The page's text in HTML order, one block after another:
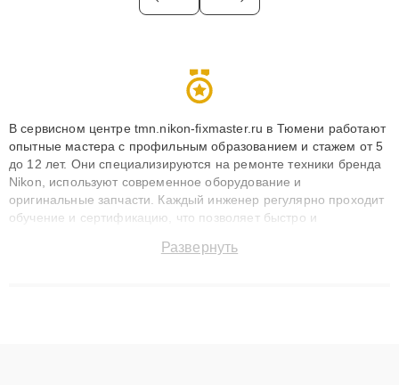
В сервисном центре tmn.nikon-fixmaster.ru в Тюмени работают
опытные мастера с профильным образованием и стажем от 5
до 12 лет. Они специализируются на ремонте техники бренда
Nikon, используют современное оборудование и
оригинальные запчасти. Каждый инженер регулярно проходит
обучение и сертификацию, что позволяет быстро и
сохранением гарантии до 3 лет. Наши мастера решают
Развернуть